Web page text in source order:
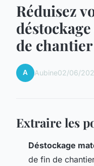
Réduisez
de chantier
A Aubine02/06/
Extraire les
Déstockage
de fin de